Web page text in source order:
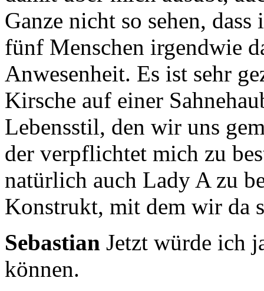
Ganze nicht so sehen,
fünf Menschen irgendwie
Anwesenheit. Es ist sehr
Kirsche auf einer
Lebensstil, den wir uns
der verpflichtet mich zu
natürlich auch Lady A zu
Konstrukt, mit dem wir da
Sebastian Jetzt würde ich
können.